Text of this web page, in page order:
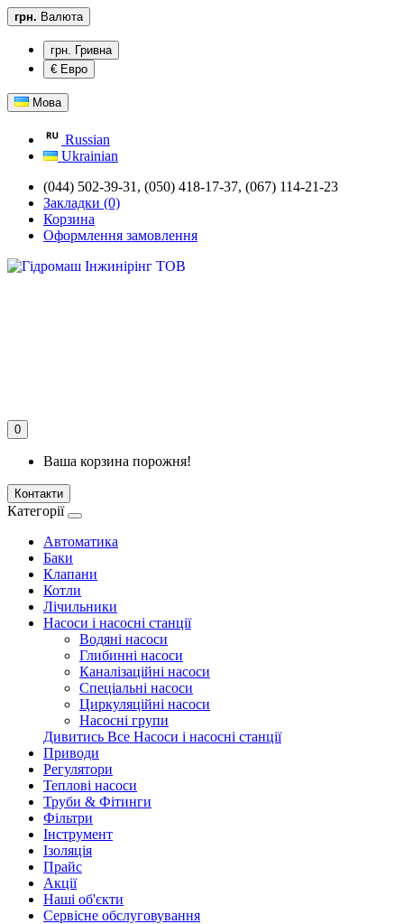
грн. Валюта
грн. Гривна
€ Евро
Мова
Russian
Ukrainian
(044) 502-39-31, (050) 418-17-37, (067) 114-21-23
Закладки (0)
Корзина
Оформлення замовлення
0
Ваша корзина порожня!
Контакти
Категорії
Автоматика
Баки
Клапани
Котли
Лічильники
Насоси і насосні станції
Водяні насоси
Глибинні насоси
Каналізаційні насоси
Спеціальні насоси
Циркуляційні насоси
Насосні групи
Дивитись Все Насоси і насосні станції
Приводи
Регулятори
Теплові насоси
Труби & Фітинги
Фільтри
Інструмент
Ізоляція
Прайс
Акції
Наші об'єкти
Сервісне обслуговування